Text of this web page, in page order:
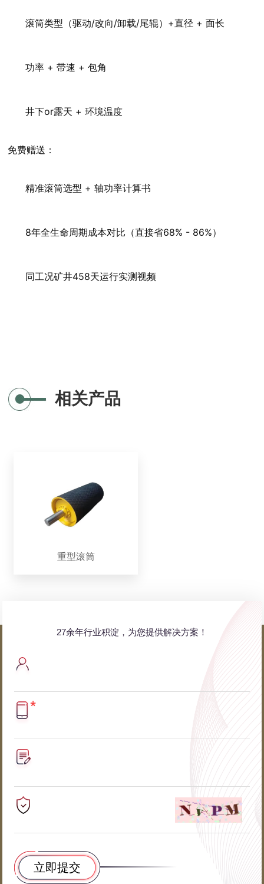
滚筒类型（驱动/改向/卸载/尾辊）+直径 + 面长
功率 + 带速 + 包角
井下or露天 + 环境温度
免费赠送：
精准滚筒选型 + 轴功率计算书
8年全生命周期成本对比（直接省68% - 86%）
同工况矿井458天运行实测视频
相关产品
重型滚筒
27余年行业积淀，为您提供解决方案！